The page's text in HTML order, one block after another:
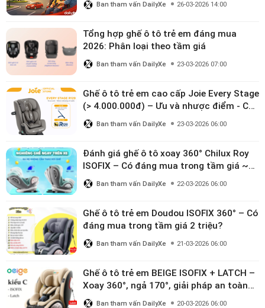
Ban tham vấn DailyXe 26-03-2026 14:00
Tổng hợp ghế ô tô trẻ em đáng mua
2026: Phân loại theo tầm giá
Ban tham vấn DailyXe 23-03-2026 07:00
Ghế ô tô trẻ em cao cấp Joie Every Stage
(> 4.000.000đ) – Ưu và nhược điểm - Có
đáng đầu tư cho bé từ 0–12 tuổi?
Ban tham vấn DailyXe 23-03-2026 06:00
Đánh giá ghế ô tô xoay 360° Chilux Roy
ISOFIX – Có đáng mua trong tầm giá ~3
triệu
Ban tham vấn DailyXe 22-03-2026 06:00
Ghế ô tô trẻ em Doudou ISOFIX 360° – Có
đáng mua trong tầm giá 2 triệu?
Ban tham vấn DailyXe 21-03-2026 06:00
Ghế ô tô trẻ em BEIGE ISOFIX + LATCH –
Xoay 360°, ngả 170°, giải pháp an toàn
linh hoạt cho bé 0–10 tuổi
Ban tham vấn DailyXe 20-03-2026 06:00